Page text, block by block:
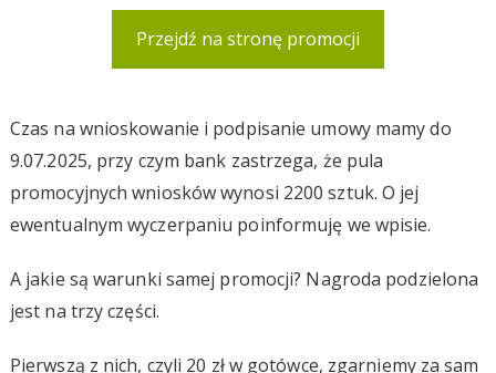
Przejdź na stronę promocji
Czas na wnioskowanie i podpisanie umowy mamy do
9.07.2025, przy czym bank zastrzega, że pula
promocyjnych wniosków wynosi 2200 sztuk. O jej
ewentualnym wyczerpaniu poinformuję we wpisie.
A jakie są warunki samej promocji? Nagroda podzielona
jest na trzy części.
Pierwszą z nich, czyli 20 zł w gotówce, zgarniemy za sam